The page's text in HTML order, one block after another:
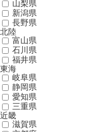
山梨県
新潟県
長野県
北陸
富山県
石川県
福井県
東海
岐阜県
静岡県
愛知県
三重県
近畿
滋賀県